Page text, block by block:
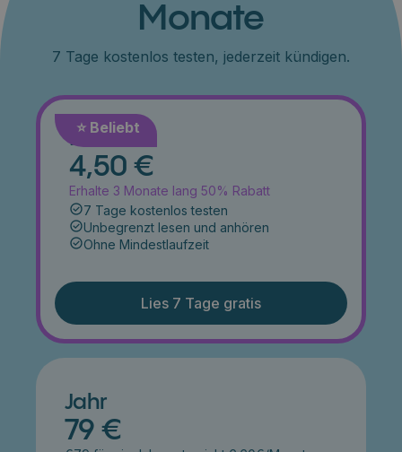
Monate
7 Tage kostenlos testen, jederzeit kündigen.
⭐️ Beliebt
Monat
4,50 €
Erhalte 3 Monate lang 50% Rabatt
7 Tage kostenlos testen
Unbegrenzt lesen und anhören
Ohne Mindestlaufzeit
Lies 7 Tage gratis
Jahr
79 €